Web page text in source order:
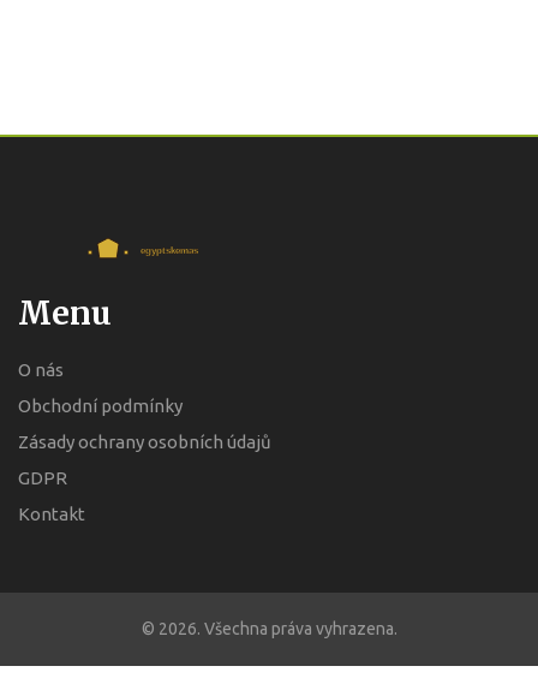
Menu
O nás
Obchodní podmínky
Zásady ochrany osobních údajů
GDPR
Kontakt
© 2026. Všechna práva vyhrazena.